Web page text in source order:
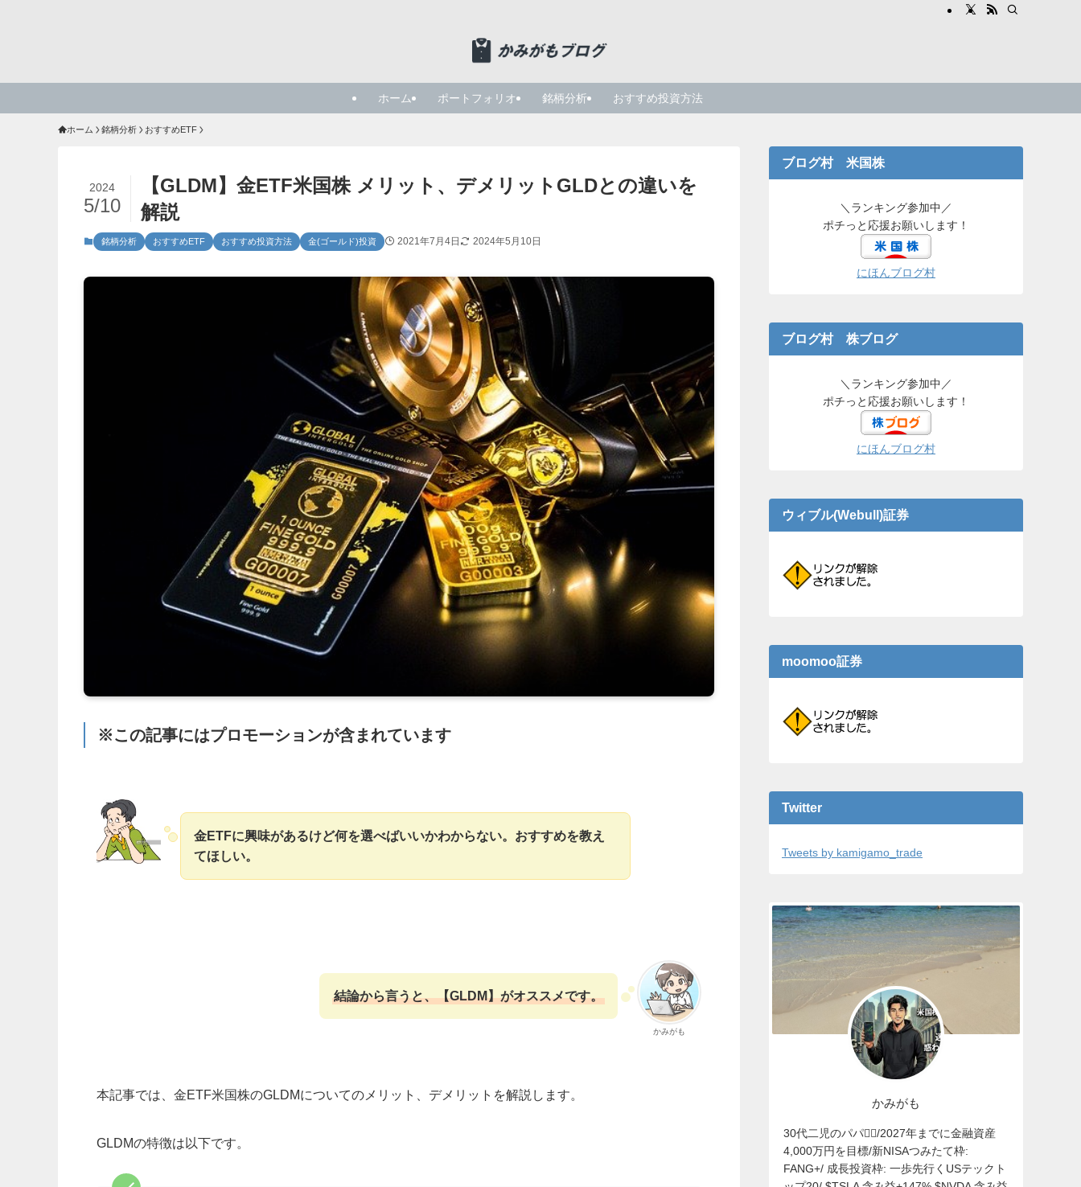
ホーム ポートフォリオ 銘柄分析 おすすめ投資方法
ホーム 銘柄分析 おすすめETF
【GLDM】金ETF米国株 メリット、デメリットGLDとの違いを
解説
2024
5/10
銘柄分析 おすすめETF おすすめ投資方法 金(ゴールド)投資 2021年7月4日 2024年5月10日
※この記事にはプロモーションが含まれています
金ETFに興味があるけど何を選べばいいかわからない。おすすめを教え
てほしい。
かみがも
結論から言うと、【GLDM】がオススメです。
本記事では、金ETF米国株のGLDMについてのメリット、デメリットを解説します。
GLDMの特徴は以下です。
ブログ村 米国株
＼ランキング参加中／
ポチっと応援お願いします！
にほんブログ村
ブログ村 株ブログ
＼ランキング参加中／
ポチっと応援お願いします！
にほんブログ村
ウィブル(Webull)証券
moomoo証券
Twitter
Tweets by kamigamo_trade
かみがも
30代二児のパパ🙋‍♂️/2027年までに金融資産
4,000万円を目標/新NISAつみたて枠:
FANG+/ 成長投資枠: 一歩先行くUSテックト